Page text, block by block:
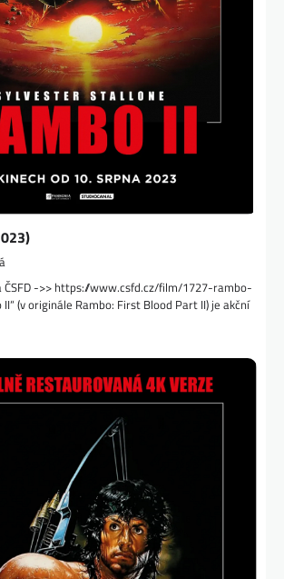
ČSFD ->> https://www.csfd.cz/film/1727-rambo-
(v originále Rambo: First Blood Part II) je akční